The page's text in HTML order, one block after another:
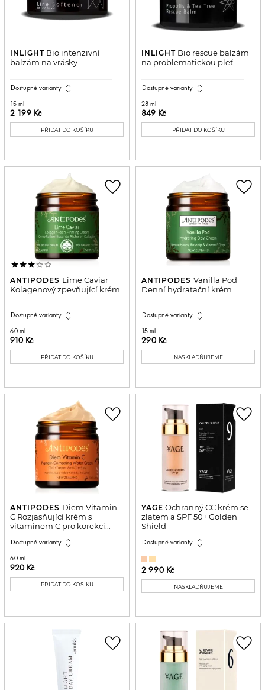
INLIGHT Bio intenzivní
balzám na vrásky
Dostupné varianty expand_all
15 ml
2 199 Kč
PŘIDAT DO KOŠÍKU
INLIGHT Bio rescue balzám
na problematickou pleť
Dostupné varianty expand_all
28 ml
849 Kč
PŘIDAT DO KOŠÍKU
ANTIPODES Lime Caviar
Kolagenový zpevňující krém
Dostupné varianty expand_all
60 ml
910 Kč
PŘIDAT DO KOŠÍKU
favorite_border
ANTIPODES Vanilla Pod
Denní hydratační krém
Dostupné varianty expand_all
15 ml
290 Kč
NASKLADŇUJEME
favorite_border
ANTIPODES Diem Vitamin
C Rozjasňující krém s
vitaminem C pro korekci...
Dostupné varianty expand_all
60 ml
920 Kč
PŘIDAT DO KOŠÍKU
favorite_border
YAGE Ochranný CC krém se
zlatem a SPF 50+ Golden
Shield
Dostupné varianty expand_all
2 990 Kč
NASKLADŇUJEME
favorite_border
favorite_border favorite_border